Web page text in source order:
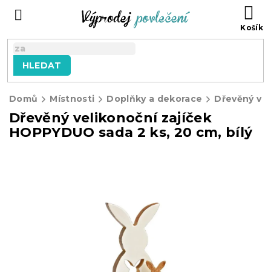
HLEDAT
Domů Místnosti Doplňky a dekorace
Dřevěný velikonoční zajíček
HOPPYDUO sada 2 ks, 20 cm, bílý